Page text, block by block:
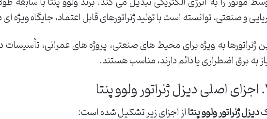
و صنعتی، توانسته است با تولید ژنراتورهای قابل اعتماد، جایگاه ویژه ای
ژنراتورها به ویژه برای محیط های صنعتی، پروژه های عمرانی،
به برق اضطراری یا دائم دارند، مناسب هستند.
پنتا
دیزل ژنراتور ولوو پنتااز اجزای زیر تشکیل شده است: